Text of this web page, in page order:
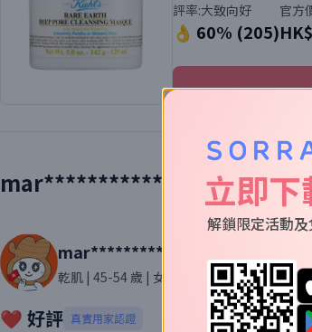
評率:大致向好
👌 60% (205)
官方
mar*****************com的
mar*****************com
乾肌 | 45-54 歲 | 女性 | 217則評價
❤️ 好評 真實用家認證
立即
解鎖限定活動及